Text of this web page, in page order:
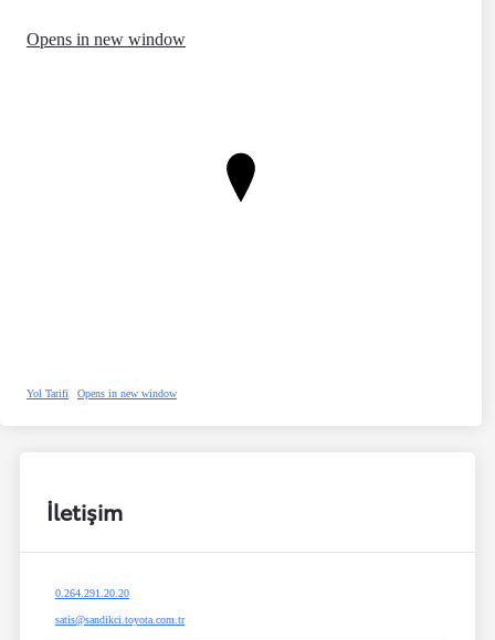
Opens in new window
Yol Tarifi Opens in new window
İletişim
0.264.291.20.20
satis@sandikci.toyota.com.tr